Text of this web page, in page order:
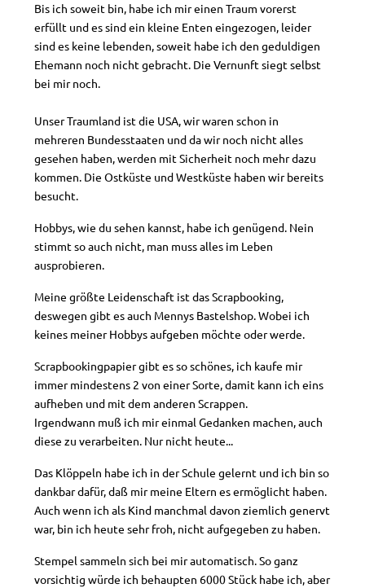
Bis ich soweit bin, habe ich mir einen Traum vorerst
erfüllt und es sind ein kleine Enten eingezogen, leider
sind es keine lebenden, soweit habe ich den geduldigen
Ehemann noch nicht gebracht. Die Vernunft siegt selbst
bei mir noch.
Unser Traumland ist die USA, wir waren schon in
mehreren Bundesstaaten und da wir noch nicht alles
gesehen haben, werden mit Sicherheit noch mehr dazu
kommen. Die Ostküste und Westküste haben wir bereits
besucht.
Hobbys, wie du sehen kannst, habe ich genügend. Nein
stimmt so auch nicht, man muss alles im Leben
ausprobieren.
Meine größte Leidenschaft ist das Scrapbooking,
deswegen gibt es auch Mennys Bastelshop. Wobei ich
keines meiner Hobbys aufgeben möchte oder werde.
Scrapbookingpapier gibt es so schönes, ich kaufe mir
immer mindestens 2 von einer Sorte, damit kann ich eins
aufheben und mit dem anderen Scrappen.
Irgendwann muß ich mir einmal Gedanken machen, auch
diese zu verarbeiten. Nur nicht heute...
Das Klöppeln habe ich in der Schule gelernt und ich bin so
dankbar dafür, daß mir meine Eltern es ermöglicht haben.
Auch wenn ich als Kind manchmal davon ziemlich genervt
war, bin ich heute sehr froh, nicht aufgegeben zu haben.
Stempel sammeln sich bei mir automatisch. So ganz
vorsichtig würde ich behaupten 6000 Stück habe ich, aber